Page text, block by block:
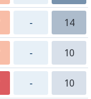
- 14
- 10
- 10